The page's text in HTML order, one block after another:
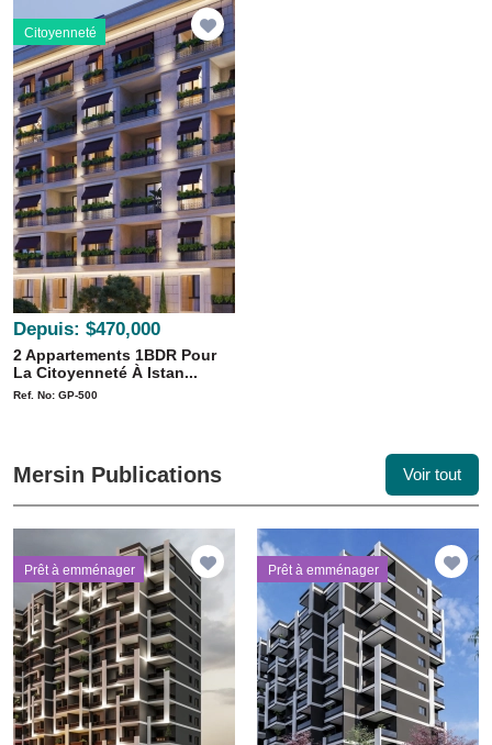
Citoyenneté
Depuis: $470,000
2 Appartements 1BDR Pour
La Citoyenneté À Istan...
Ref. No: GP-500
Mersin Publications Voir tout
Prêt à emménager Prêt à emménager